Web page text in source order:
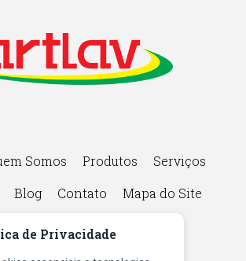
Somos Produtos
Serviços
Blog Contato Mapa do Site
de Privacidade